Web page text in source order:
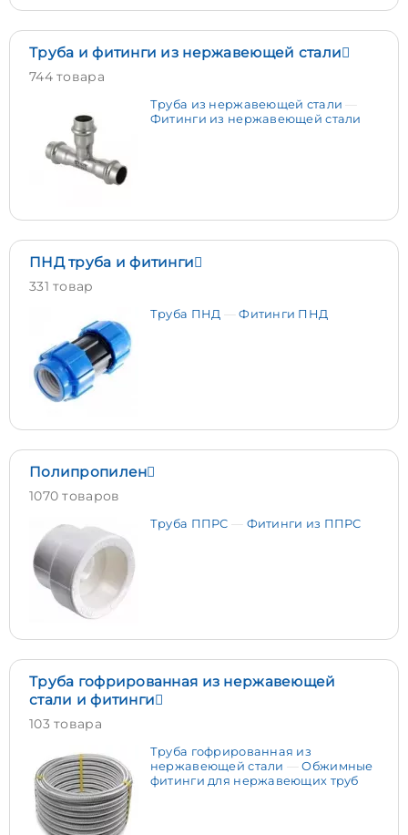
Труба и фитинги из нержавеющей стали
744 товара
Труба из нержавеющей стали
Фитинги из нержавеющей стали
ПНД труба и фитинги
331 товар
Труба ПНД Фитинги ПНД
Полипропилен
1070 товаров
Труба ППРС Фитинги из ППРС
Труба гофрированная из нержавеющей
стали и фитинги
103 товара
Труба гофрированная из
нержавеющей стали
Обжимные
фитинги для нержавеющих труб